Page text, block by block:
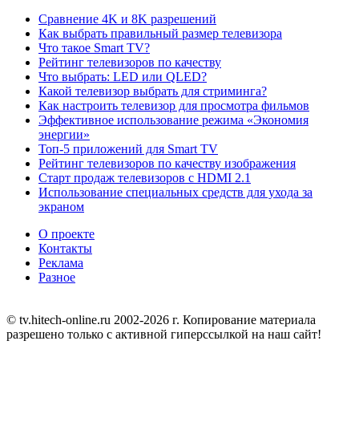
Сравнение 4K и 8K разрешений
Как выбрать правильный размер телевизора
Что такое Smart TV?
Рейтинг телевизоров по качеству
Что выбрать: LED или QLED?
Какой телевизор выбрать для стриминга?
Как настроить телевизор для просмотра фильмов
Эффективное использование режима «Экономия
энергии»
Топ-5 приложений для Smart TV
Рейтинг телевизоров по качеству изображения
Старт продаж телевизоров с HDMI 2.1
Использование специальных средств для ухода за
экраном
О проекте
Контакты
Реклама
Разное
© tv.hitech-online.ru 2002-2026 г. Копирование материала
разрешено только с активной гиперссылкой на наш сайт!